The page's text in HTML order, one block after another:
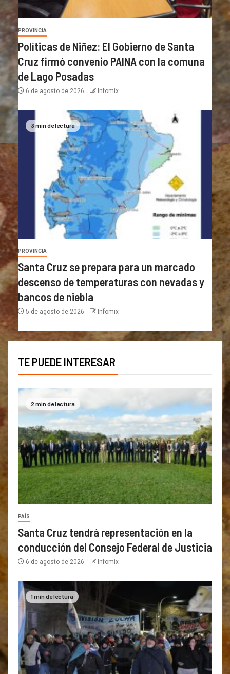
PROVINCIA
Políticas de Niñez: El Gobierno de Santa
Cruz firmó convenio PAINA con la comuna
de Lago Posadas
6 de agosto de 2026 Infomix
3 min de lectura
PROVINCIA
Santa Cruz se prepara para un marcado
descenso de temperaturas con nevadas y
bancos de niebla
5 de agosto de 2026 Infomix
TE PUEDE INTERESAR
2 min de lectura
PAÍS
Santa Cruz tendrá representación en la
conducción del Consejo Federal de Justicia
6 de agosto de 2026 Infomix
1 min de lectura